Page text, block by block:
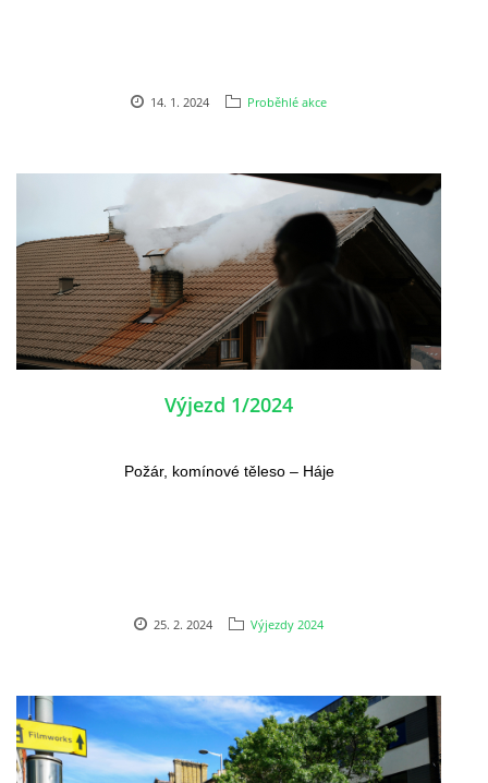
ARCHIV
SH ČMS - SDH STŘÍŽOVICE
Střížovice 157, 332 07
číslo účtu: 193707116/0300
Starosta sboru: Vladimír Plic
14. 1. 2024 Proběhlé akce
Výjezd 1/2024
Požár, komínové těleso – Háje
25. 2. 2024 Výjezdy 2024